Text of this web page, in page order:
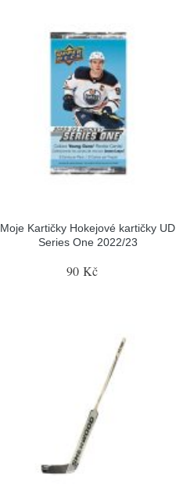
Moje Kartičky Hokejové kartičky UD
Series One 2022/23
90 Kč